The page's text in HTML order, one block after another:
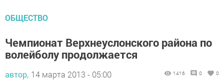
ОБЩЕСТВО
Чемпионат Верхнеуслонского района по
волейболу продолжается
автор, 14 марта 2013 - 05:00 1416 0 0